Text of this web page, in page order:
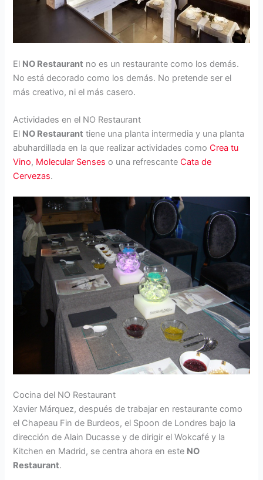
El NO Restaurant no es un restaurante como los demás.
No está decorado como los demás. No pretende ser el
más creativo, ni el más casero.
Actividades en el NO Restaurant
El NO Restaurant tiene una planta intermedia y una planta
abuhardillada en la que realizar actividades comoCrea tu
Vino, Molecular Senses o una refrescanteCata de
Cervezas.
Cocina del NO Restaurant
Xavier Márquez, después de trabajar en restaurante como
el Chapeau Fin de Burdeos, el Spoon de Londres bajo la
dirección de Alain Ducasse y de dirigir el Wokcafé y la
Kitchen en Madrid, se centra ahora en este NO
Restaurant.